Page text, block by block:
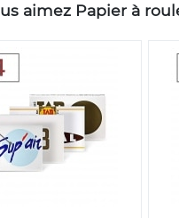
aimez Papier à